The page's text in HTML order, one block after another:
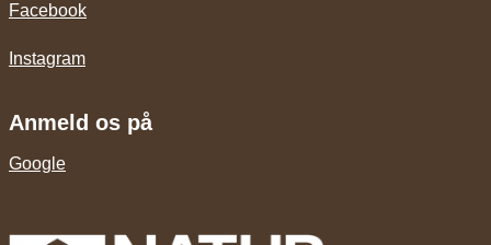
Facebook
Instagram
Anmeld os på
Google